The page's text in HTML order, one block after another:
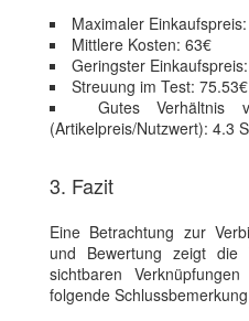
Maximaler
Mittlere Kosten: 63€
Geringster
Streuung im Test: 75.53€
Gutes Verhältnis
(Artikelpreis/Nutzwert): 4.3
3. Fazit
Eine Betrachtung zur
und Bewertung zeigt die
sichtbaren
folgende